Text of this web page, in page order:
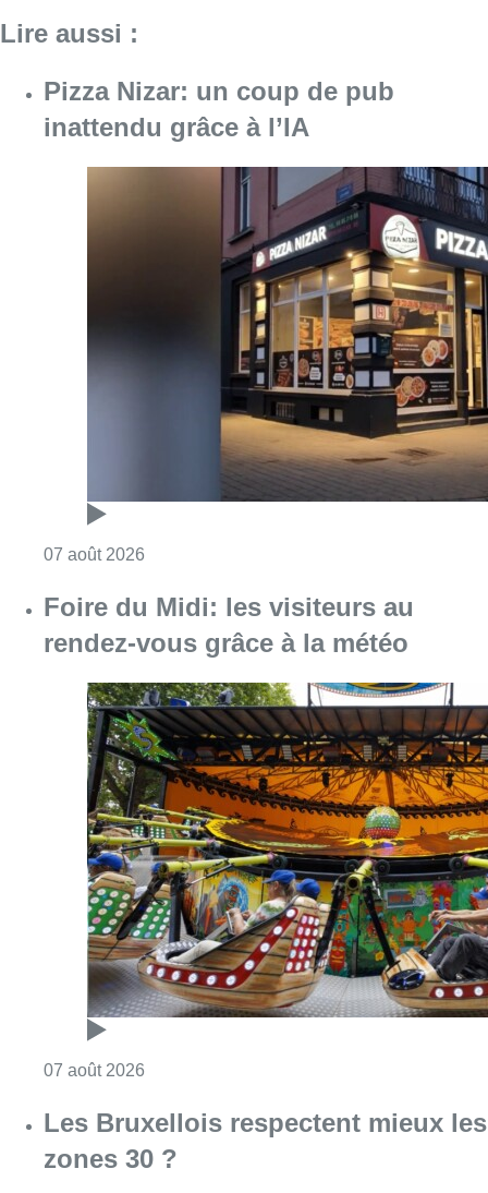
Lire aussi :
Pizza Nizar: un coup de pub
inattendu grâce à l’IA
07 août 2026
Foire du Midi: les visiteurs au
rendez-vous grâce à la météo
07 août 2026
Les Bruxellois respectent mieux les
zones 30 ?